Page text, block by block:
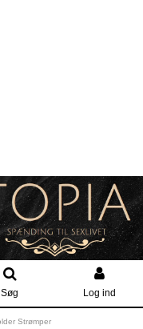
Søg Log ind
Strømper